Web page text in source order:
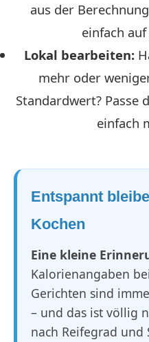
aus der
einfach auf
Lokal bearbeiten:
mehr oder
Standardwert? Passe
einfach
Entspannt
Kochen
Eine kleine
Kalorienangaben
Gerichten sind
– und das ist völlig
nach Reifegrad